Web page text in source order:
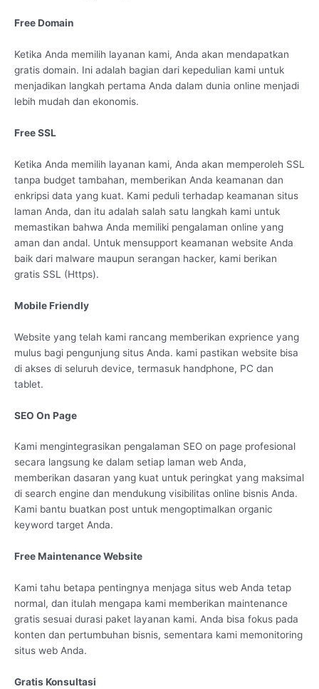
Free Domain
Ketika Anda memilih layanan kami, Anda akan mendapatkan
gratis domain. Ini adalah bagian dari kepedulian kami untuk
menjadikan langkah pertama Anda dalam dunia online menjadi
lebih mudah dan ekonomis.
Free SSL
Ketika Anda memilih layanan kami, Anda akan memperoleh SSL
tanpa budget tambahan, memberikan Anda keamanan dan
enkripsi data yang kuat. Kami peduli terhadap keamanan situs
laman Anda, dan itu adalah salah satu langkah kami untuk
memastikan bahwa Anda memiliki pengalaman online yang
aman dan andal. Untuk mensupport keamanan website Anda
baik dari malware maupun serangan hacker, kami berikan
gratis SSL (Https).
Mobile Friendly
Website yang telah kami rancang memberikan exprience yang
mulus bagi pengunjung situs Anda. kami pastikan website bisa
di akses di seluruh device, termasuk handphone, PC dan
tablet.
SEO On Page
Kami mengintegrasikan pengalaman SEO on page profesional
secara langsung ke dalam setiap laman web Anda,
memberikan dasaran yang kuat untuk peringkat yang maksimal
di search engine dan mendukung visibilitas online bisnis Anda.
Kami bantu buatkan post untuk mengoptimalkan organic
keyword target Anda.
Free Maintenance Website
Kami tahu betapa pentingnya menjaga situs web Anda tetap
normal, dan itulah mengapa kami memberikan maintenance
gratis sesuai durasi paket layanan kami. Anda bisa fokus pada
konten dan pertumbuhan bisnis, sementara kami memonitoring
situs web Anda.
Gratis Konsultasi